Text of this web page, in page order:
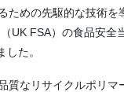
めの先駆的な技術を
UK FSA）の食品安全
た。
質なリサイクルポリ